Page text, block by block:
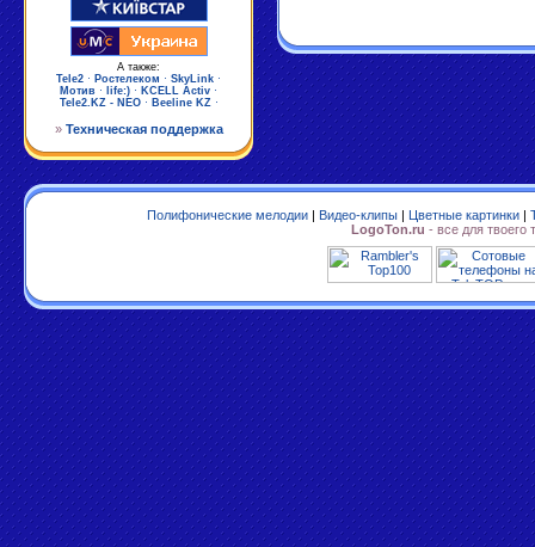
А также:
Tele2 · Ростелеком · SkyLink ·
Мотив · life:) · KCELL Activ ·
Tele2.KZ - NEO· Beeline KZ·
» Техническая поддержка
Полифонические мелодии| Видео-клипы| Цветные картинки|
LogoTon.ru - все для твоего